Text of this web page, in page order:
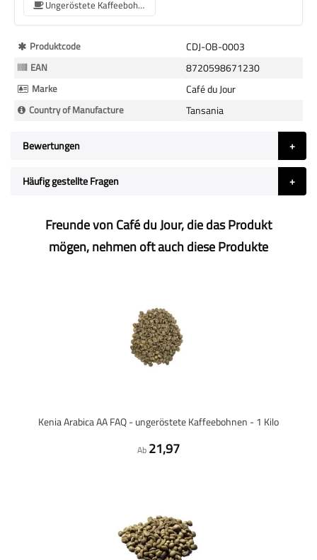
Ungeröstete Kaffeebohnen
Mehr
Informationen
Produktcode CDJ-OB-0003
EAN 8720598671230
Marke Café du Jour
Country of Manufacture Tansania
Bewertungen
Häufig gestellte Fragen
Freunde von Café du Jour, die das Produkt
mögen, nehmen oft auch diese Produkte
Kenia Arabica AA FAQ - ungeröstete Kaffeebohnen - 1 Kilo
Ab 21,97